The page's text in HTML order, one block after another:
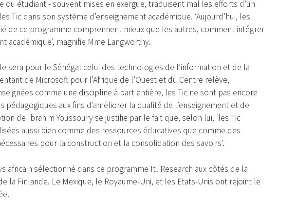
ou étudiant - souvent mises en exergue, traduisent mal les efforts d’un
Tic dans son système d’enseignement académique. ‘Aujourd’hui, les
de ce programme comprennent mieux que les autres, comment intégrer
académique’, magnifie Mme Langworthy.
sera pour le Sénégal celui des technologies de l’information et de la
de Microsoft pour l’Afrique de l’Ouest et du Centre relève,
comme une discipline à part entière, les Tic ne sont pas encore
pédagogiques aux fins d’améliorer la qualité de l’enseignement et de
de Ibrahim Youssoury se justifie par le fait que, selon lui, ‘les Tic
aussi bien comme des ressources éducatives que comme des
pour la construction et la consolidation des savoirs’.
africain sélectionné dans ce programme Itl Research aux côtés de la
la Finlande. Le Mexique, le Royaume-Uni, et les Etats-Unis ont rejoint le